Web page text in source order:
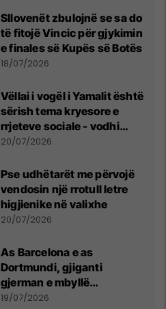
Sllovenët zbulojnë se sa do
të fitojë Vincic për gjykimin
e finales së Kupës së Botës
18/07/2026
Vëllai i vogël i Yamalit është
sërish tema kryesore e
rrjeteve sociale - vodhi
vëmendjen pas finales së
20/07/2026
Pse udhëtarët me përvojë
vendosin një rrotull letre
higjienike në valixhe
20/07/2026
As Barcelona e as
Dortmundi, gjiganti
gjerman e mbyllë
marrëveshjen për Fisnik
19/07/2026